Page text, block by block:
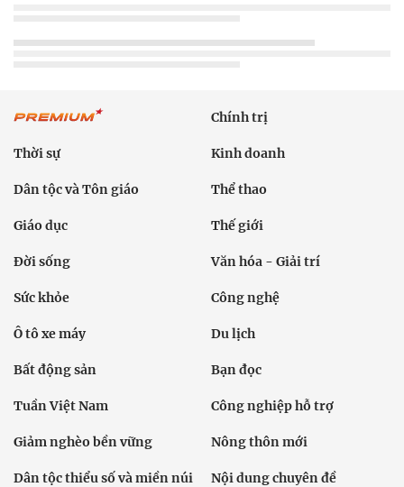
Chính trị
Thời sự Kinh doanh
Dân tộc và Tôn giáo Thể thao
Giáo dục Thế giới
Đời sống Văn hóa - Giải trí
Sức khỏe Công nghệ
Ô tô xe máy Du lịch
Bất động sản Bạn đọc
Tuần Việt Nam Công nghiệp hỗ trợ
Giảm nghèo bền vững Nông thôn mới
Dân tộc thiểu số và miền núi Nội dung chuyên đề